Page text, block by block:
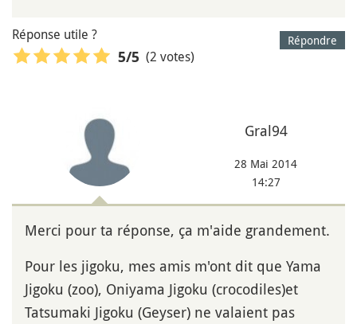
Répondre
Réponse utile ?
5/5 (2 votes)
Gral94
28 Mai 2014
14:27
Merci pour ta réponse, ça m'aide grandement.
Pour les jigoku, mes amis m'ont dit que Yama
Jigoku (zoo), Oniyama Jigoku (crocodiles)et
Tatsumaki Jigoku (Geyser) ne valaient pas